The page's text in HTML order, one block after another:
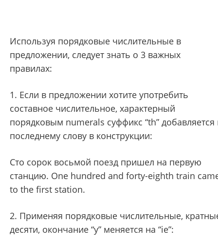
Используя порядковые числительные в
предложении, следует знать о 3 важных
правилах:
1. Если в предложении хотите употребить
составное числительное, характерный
порядковым numerals суффикс “th” добавляется
последнему слову в конструкции:
Сто сорок восьмой поезд пришел на первую
станцию. One hundred and forty-eighth train
to the first station.
2. Применяя порядковые числительные,
десяти, окончание “y” меняется на “ie”: